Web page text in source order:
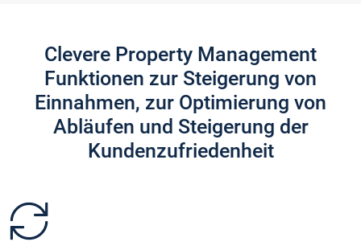
Clevere Property Management
Funktionen zur Steigerung von
Einnahmen, zur Optimierung von
Abläufen und Steigerung der
Kundenzufriedenheit